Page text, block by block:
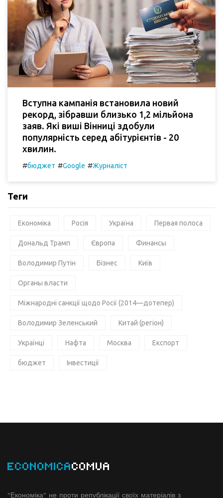
Вступна кампанія встановила новий
рекорд, зібравши близько 1,2 мільйона
заяв. Які виші Вінниці здобули
популярність серед абітурієнтів - 20
хвилин.
#бюджет #Google #Журналіст
Теги
Економіка Росія Україна Первая полоса
Дональд Трамп Європа Финансы
Володимир Путін Бізнес Київ
Органы власти
Міжнародні санкції щодо Росії (2014—дотепер)
Володимир Зеленський Китай (регіон)
Українці Нафта Москва Експорт
бюджет Інвестиції
ECONOMICACOMUA
"Економіка" не проти републікації своїх матеріалів з